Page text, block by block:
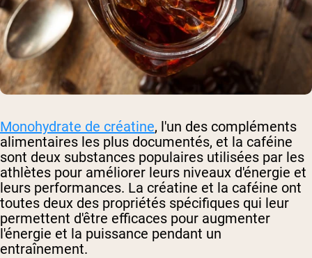
Monohydrate de créatine, l'un des compléments
alimentaires les plus documentés, et la caféine
sont deux substances populaires utilisées par les
athlètes pour améliorer leurs niveaux d'énergie et
leurs performances. La créatine et la caféine ont
toutes deux des propriétés spécifiques qui leur
permettent d'être efficaces pour augmenter
l'énergie et la puissance pendant un
entraînement.